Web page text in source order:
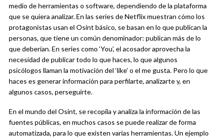
medio de herramientas o software, dependiendo de la plataforma
que se quiera analizar. En las series de Netflix muestran cómo los
protagonistas usan el Osint básico, se basan en lo que publican la
personas, que tiene un común denominador: publican más de lo
que deberían. En series como ‘You’, el acosador aprovecha la
necesidad de publicar todo lo que haces, lo que algunos
psicólogos llaman la motivación del ‘like’ o el me gusta. Pero lo que
haces es generar información para perfilarte, analizarte y, en
algunos casos, perseguirte.
En el mundo del Osint, se recopila y analiza la información de las
fuentes públicas, en muchos casos se puede realizar de forma
automatizada, para lo que existen varias herramientas. Un ejemplo